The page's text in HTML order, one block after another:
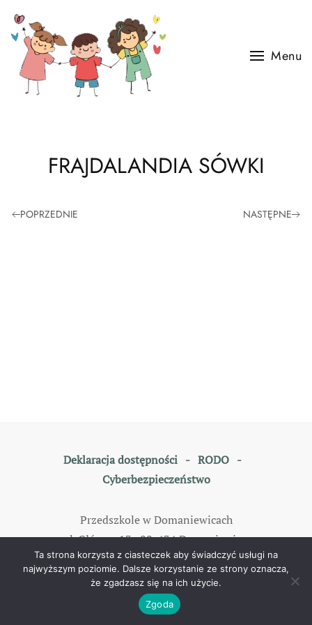
Skip to main content
Menu
FRAJDALANDIA SÓWKI
POPRZEDNIE NASTĘPNE
Deklaracja dostępności- RODO-
Cyberbezpieczeństwo
Przedszkole w Domaniewicach
ul. Główna 13, 99-434 Domaniewice
tel: 46 838 35 79
All rights reserved. Designed byTOMKAM
Ta strona korzysta z ciasteczek aby świadczyć usługi na
najwyższym poziomie. Dalsze korzystanie ze strony oznacza,
że zgadzasz się na ich użycie.
Zgoda